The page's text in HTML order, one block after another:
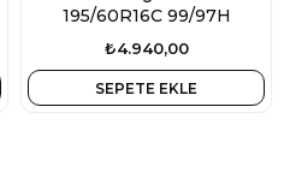
195/60R16C 99/97H
₺4.940,00
SEPETE EKLE